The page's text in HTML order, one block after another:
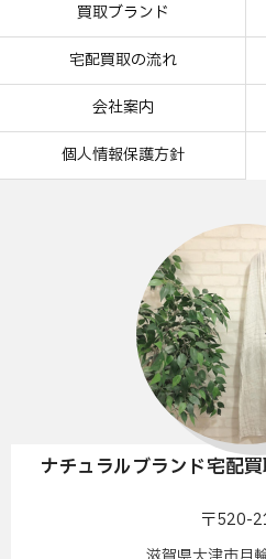
買取ブランド
宅配買取の流れ
会社案内
個人情報保護方針
ナチュラルブランド宅配
〒520-